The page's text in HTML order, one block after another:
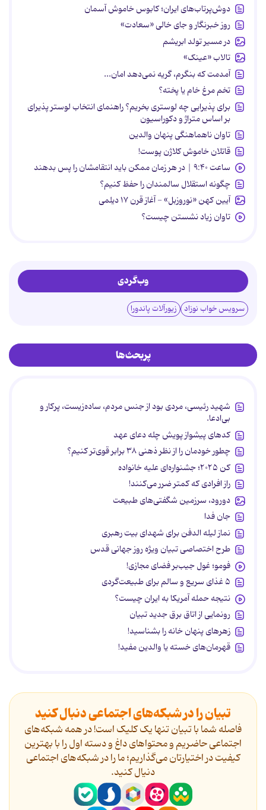
دوش‌پرتاب‌های ایران؛ کابوس خاموش آسمان
روز خبرنگار و جای خالی «سعادت»
در مسیر تولد ابریشم
تالاب «عینک»
آمدمت که بنگرم، گریه نمی‌دهد امان...
تخم مرغ خام یا پخته؟
برای پذیرایی چه لوستری بخریم؟ راهنمای انتخاب لوستر پذیرای
بر اساس متراژ و دکوراسیون
تاوان ناهماهنگی پنهان والدین
قاتلان خاموش کلاژن پوست!
ساعت ۹:۴۰ | در هر زمان ممکن باید انتقامشان را پس بدهند
چگونه استقلال سالمندان را حفظ کنیم؟
آیین کهن «نوروزبل» - آغاز قرن ۱۷ دیلمی
تاوان زیاد نشستن چیست؟
وب‌گردی
سرویس خواب نوزاد زیورآلات پاندورا
پربحث‌ها
شهید رئیسی، مردی بود از جنس مردم، ساده‌زیست، پرکار و
بی‌ادعا.
کدهای پیشواز پویش چله دعای عهد
چطور خودمان را از نظر ذهنی ۳۸ برابر قوی‌تر کنیم؟
کن ۲۰۲۵؛ جشنواره‌ای علیه خانواده
راز افرادی که کمتر ضرر می‌کنند!
دورود، سرزمین شگفتی‌های طبیعت
جان فدا
نماز لیله الدفن برای شهدای بیت رهبری
طرح اختصاصی تبیان ویژه روز جهانی قدس
فومو؛ غول جیب‌بر فضای مجازی!
۵ غذای سریع و سالم برای طبیعت‌گردی
نتیجه حمله آمریکا به ایران چیست؟
رونمایی از اتاق برق جدید تبیان
زهرهای پنهان خانه را بشناسید!
قهرمان‌های خسته یا والدین مفید!
تبیان را در شبکه‌های اجتماعی دنبال کنید
فاصله شما با تبیان تنها یک کلیک است! در همه شبکه‌های
اجتماعی حاضریم و محتواهای داغ و دسته اول را با بهترین
کیفیت در اختیارتان می‌گذاریم؛ ما را در شبکه‌های اجتماعی
دنیال کنید.